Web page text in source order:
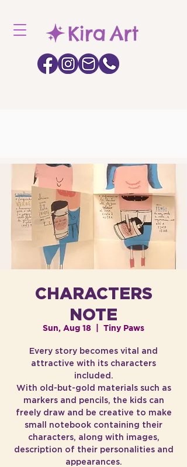
CHARACTERS
NOTE
Sun, Aug 18 Tiny Paws
Every story becomes vital and
attractive with its characters
included.
With old-but-gold materials such as
markers and pencils, the kids can
freely draw and be creative to make
small notebook containing their
characters, along with images,
description of their personalities and
appearances.